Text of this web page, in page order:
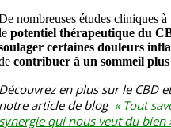
nombreuses études cliniques
potentiel thérapeutique du
certaines douleurs
contribuer à un sommeil
en plus sur le CBD
article de blog « Tout
qui nous veut du bien